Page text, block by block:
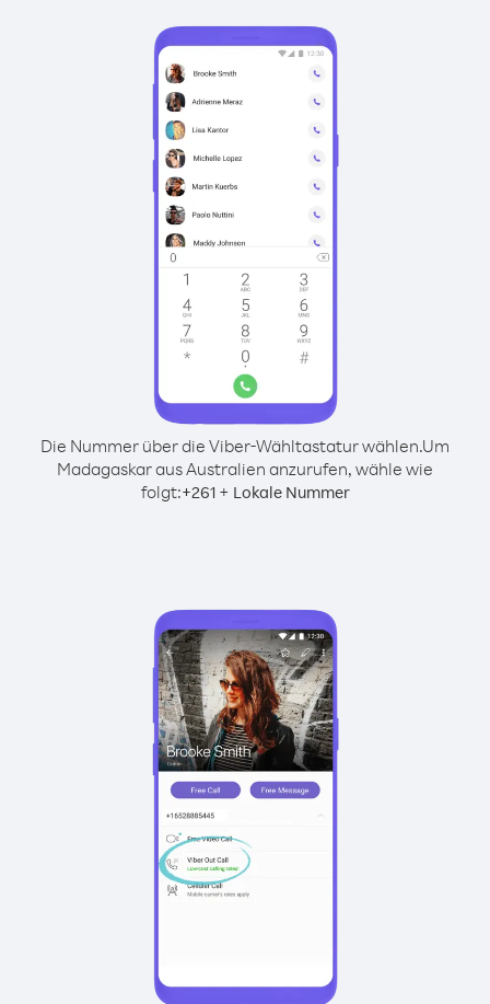
Die Nummer über die Viber-Wähltastatur wählen.Um
Madagaskar aus Australien anzurufen, wähle wie
folgt:+261+ Lokale Nummer